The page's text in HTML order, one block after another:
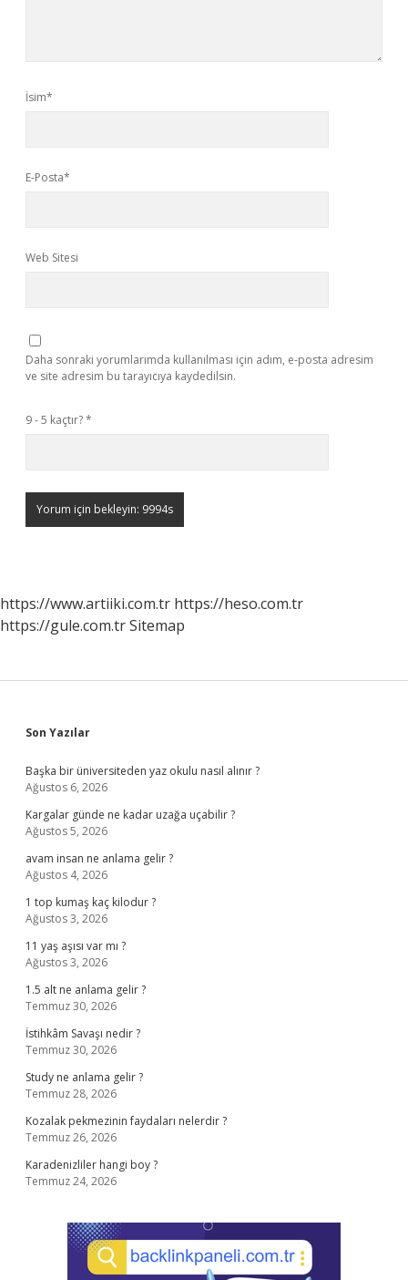
İsim*
E-Posta*
Web Sitesi
Daha sonraki yorumlarımda kullanılması için adım, e-posta adresim
ve site adresim bu tarayıcıya kaydedilsin.
9 - 5 kaçtır?*
https://www.artiiki.com.tr https://heso.com.tr
https://gule.com.trSitemap
Sidebar
Son Yazılar
Başka bir üniversiteden yaz okulu nasıl alınır ?
Ağustos 6, 2026
Kargalar günde ne kadar uzağa uçabilir ?
Ağustos 5, 2026
avam insan ne anlama gelir ?
Ağustos 4, 2026
1 top kumaş kaç kilodur ?
Ağustos 3, 2026
11 yaş aşısı var mı ?
Ağustos 3, 2026
1.5 alt ne anlama gelir ?
Temmuz 30, 2026
İstihkâm Savaşı nedir ?
Temmuz 30, 2026
Study ne anlama gelir ?
Temmuz 28, 2026
Kozalak pekmezinin faydaları nelerdir ?
Temmuz 26, 2026
Karadenizliler hangi boy ?
Temmuz 24, 2026